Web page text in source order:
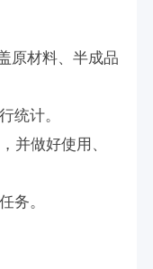
原材料、半成品
统计。
并做好使用、
务。